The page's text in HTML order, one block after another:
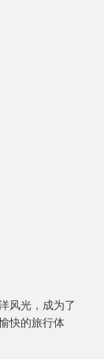
风光，成为了
快的旅行体